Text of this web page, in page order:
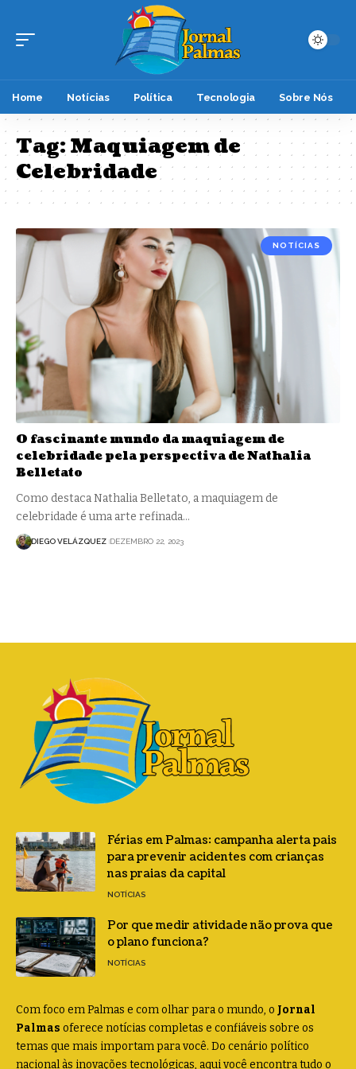
Home Notícias Política Tecnologia Sobre Nós
Tag:Maquiagem de
Celebridade
NOTÍCIAS
O fascinante mundo da maquiagem de
celebridade pela perspectiva de Nathalia
Belletato
Como destaca Nathalia Belletato, a maquiagem de
celebridade é uma arte refinada…
DIEGO VELÁZQUEZ DEZEMBRO 22, 2023
Férias em Palmas: campanha alerta pais
para prevenir acidentes com crianças
nas praias da capital
NOTÍCIAS
Por que medir atividade não prova que
o plano funciona?
NOTÍCIAS
Com foco em Palmas e com olhar para o mundo, o Jornal
Palmas oferece notícias completas e confiáveis sobre os
temas que mais importam para você. Do cenário político
nacional às inovações tecnológicas, aqui você encontra tudo o